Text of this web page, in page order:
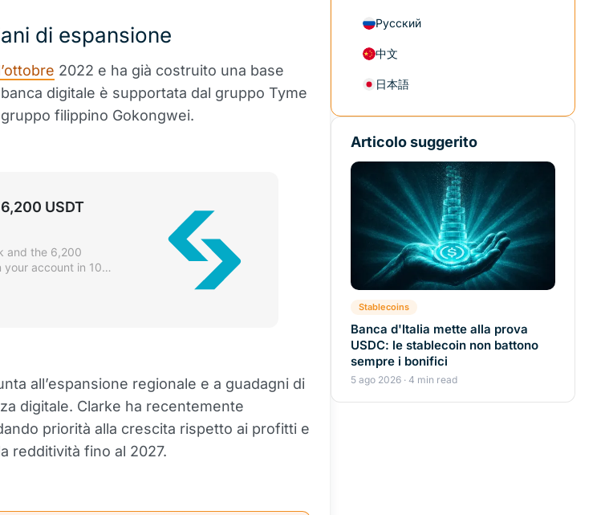
di espansione
2022 e ha già costruito una base
digitale è supportata dal gruppo Tyme
filippino Gokongwei.
USDT
and the 6,200
your account in 10
all’espansione regionale e a guadagni di
digitale. Clarke ha recentemente
priorità alla crescita rispetto ai profitti e
redditività fino al 2027.
Русский
中文
日本語
Articolo suggerito
Stablecoins
Banca d'Italia mette alla prova
USDC: le stablecoin non battono
sempre i bonifici
5 ago 2026 · 4 min read